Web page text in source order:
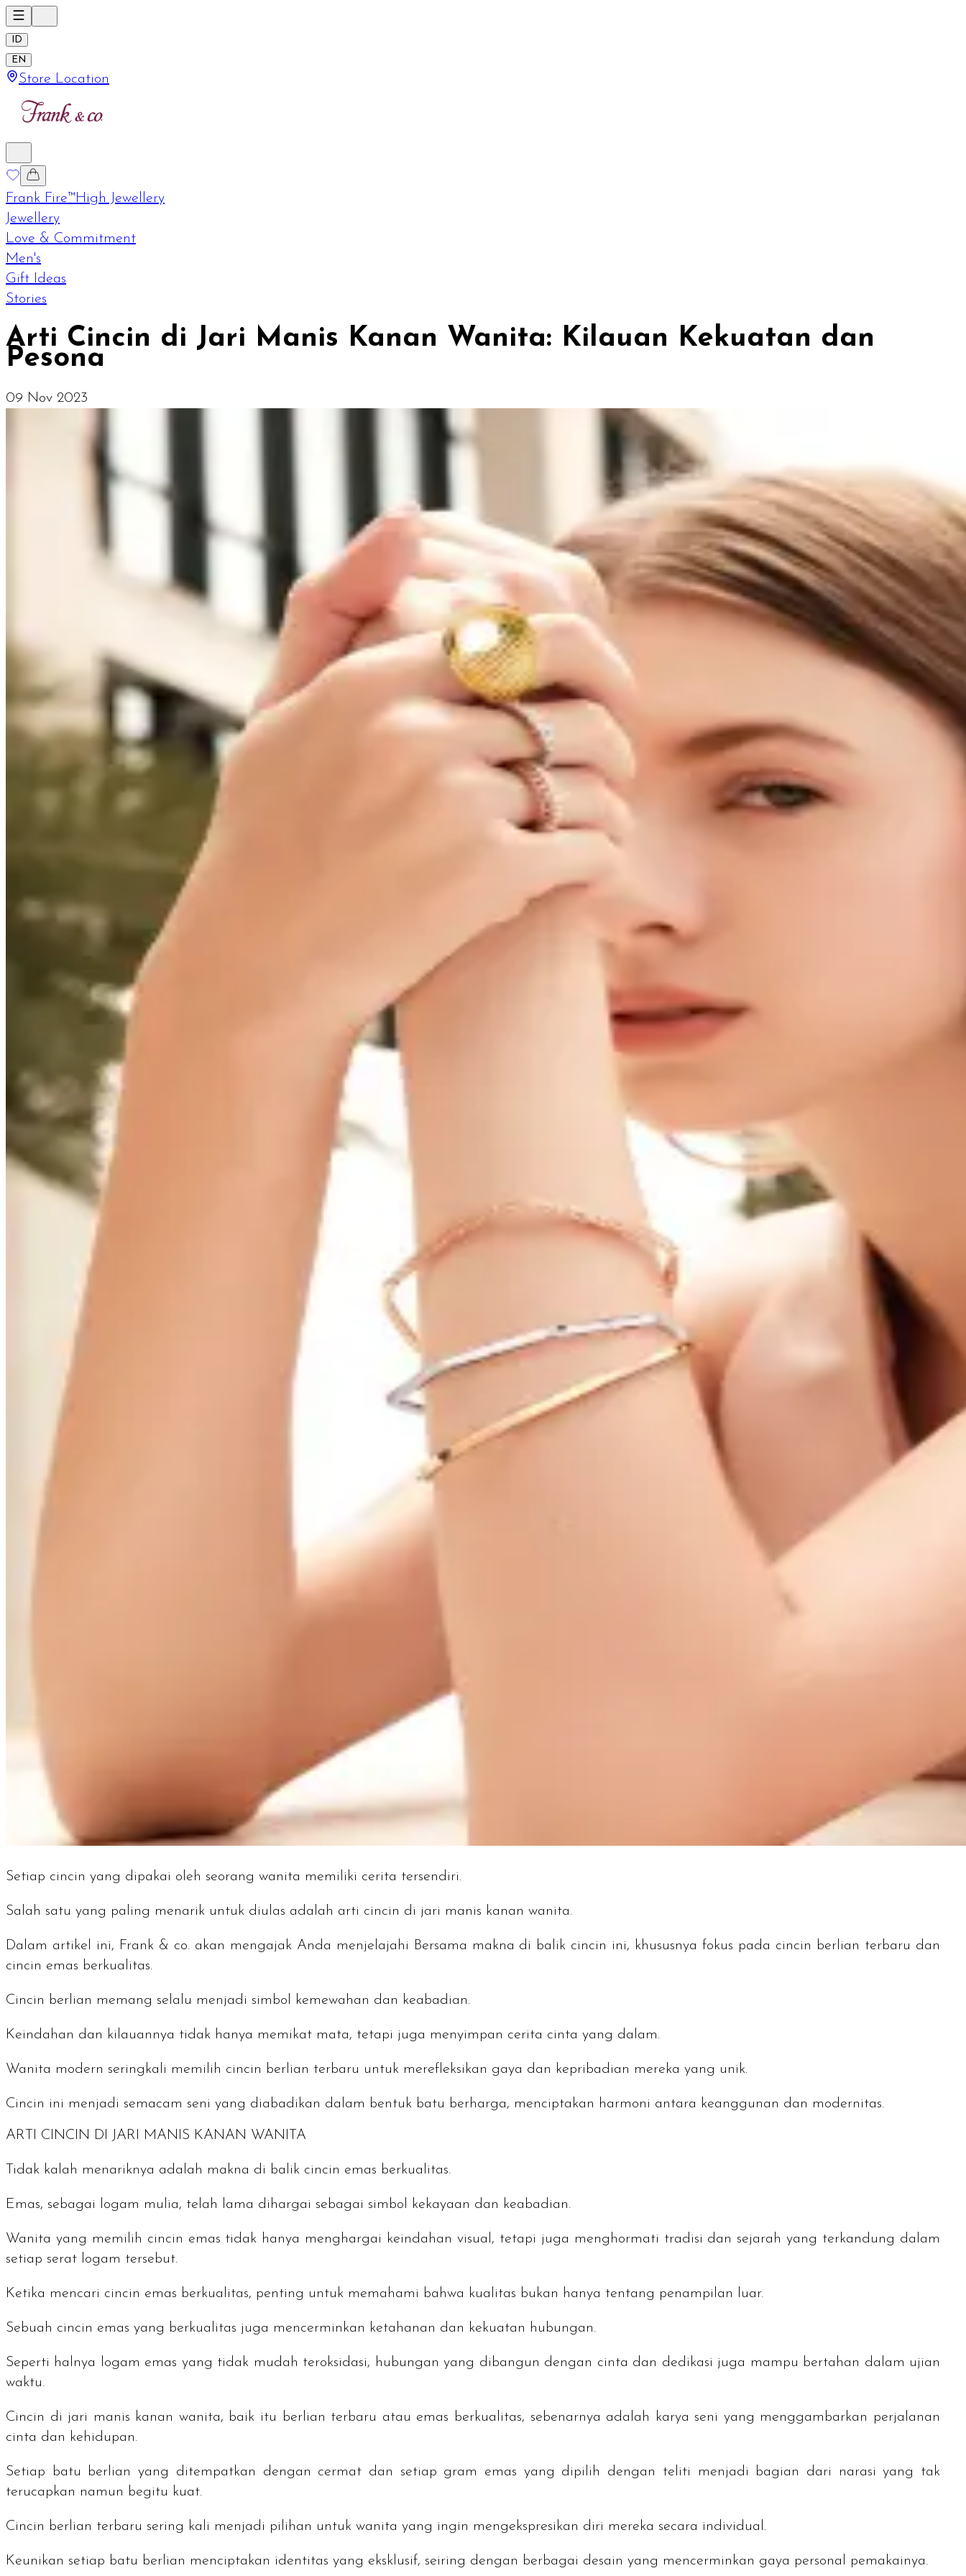
ID
EN
Store Location
Frank Fire™High Jewellery
Jewellery
Love & Commitment
Men's
Gift Ideas
Stories
Arti Cincin di Jari Manis Kanan Wanita: Kilauan Kekuatan dan
Pesona
09 Nov 2023
Setiap cincin yang dipakai oleh seorang wanita memiliki cerita tersendiri.
Salah satu yang paling menarik untuk diulas adalah arti cincin di jari manis kanan wanita.
Dalam artikel ini, Frank & co. akan mengajak Anda menjelajahi Bersama makna di balik cincin ini, khususnya fokus pada cincin berlian terbaru dan
cincin emas berkualitas.
Cincin berlian memang selalu menjadi simbol kemewahan dan keabadian.
Keindahan dan kilauannya tidak hanya memikat mata, tetapi juga menyimpan cerita cinta yang dalam.
Wanita modern seringkali memilih cincin berlian terbaru untuk merefleksikan gaya dan kepribadian mereka yang unik.
Cincin ini menjadi semacam seni yang diabadikan dalam bentuk batu berharga, menciptakan harmoni antara keanggunan dan modernitas.
ARTI CINCIN DI JARI MANIS KANAN WANITA
Tidak kalah menariknya adalah makna di balik cincin emas berkualitas.
Emas, sebagai logam mulia, telah lama dihargai sebagai simbol kekayaan dan keabadian.
Wanita yang memilih cincin emas tidak hanya menghargai keindahan visual, tetapi juga menghormati tradisi dan sejarah yang terkandung dalam
setiap serat logam tersebut.
Ketika mencari cincin emas berkualitas, penting untuk memahami bahwa kualitas bukan hanya tentang penampilan luar.
Sebuah cincin emas yang berkualitas juga mencerminkan ketahanan dan kekuatan hubungan.
Seperti halnya logam emas yang tidak mudah teroksidasi, hubungan yang dibangun dengan cinta dan dedikasi juga mampu bertahan dalam ujian
waktu.
Cincin di jari manis kanan wanita, baik itu berlian terbaru atau emas berkualitas, sebenarnya adalah karya seni yang menggambarkan perjalanan
cinta dan kehidupan.
Setiap batu berlian yang ditempatkan dengan cermat dan setiap gram emas yang dipilih dengan teliti menjadi bagian dari narasi yang tak
terucapkan namun begitu kuat.
Cincin berlian terbaru sering kali menjadi pilihan untuk wanita yang ingin mengekspresikan diri mereka secara individual.
Keunikan setiap batu berlian menciptakan identitas yang eksklusif, seiring dengan berbagai desain yang mencerminkan gaya personal pemakainya.